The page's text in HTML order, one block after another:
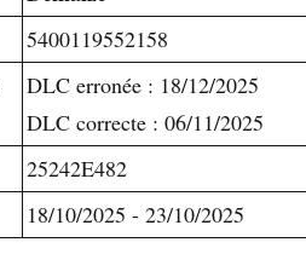
5400119552158
DLC erronée : 18/12/2025
DLC correcte : 06/11/2025
25242E482
18/10/2025 - 23/10/2025